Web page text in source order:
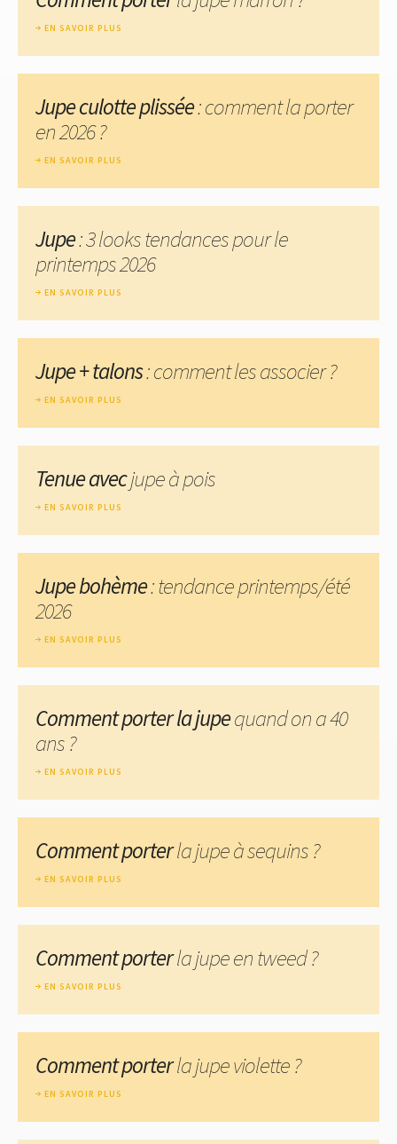
EN SAVOIR PLUS
Jupe culotte plissée: comment la porter
en 2026 ?
EN SAVOIR PLUS
Jupe: 3 looks tendances pour le
printemps 2026
EN SAVOIR PLUS
Jupe + talons: comment les associer ?
EN SAVOIR PLUS
Tenue avecjupe à pois
EN SAVOIR PLUS
Jupe bohème: tendance printemps/été
2026
EN SAVOIR PLUS
Comment porter la jupequand on a 40
ans ?
EN SAVOIR PLUS
Comment porterla jupe à sequins ?
EN SAVOIR PLUS
Comment porterla jupe en tweed ?
EN SAVOIR PLUS
Comment porterla jupe violette ?
EN SAVOIR PLUS